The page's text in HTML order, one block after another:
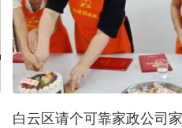
白云区请个可靠家政公司家